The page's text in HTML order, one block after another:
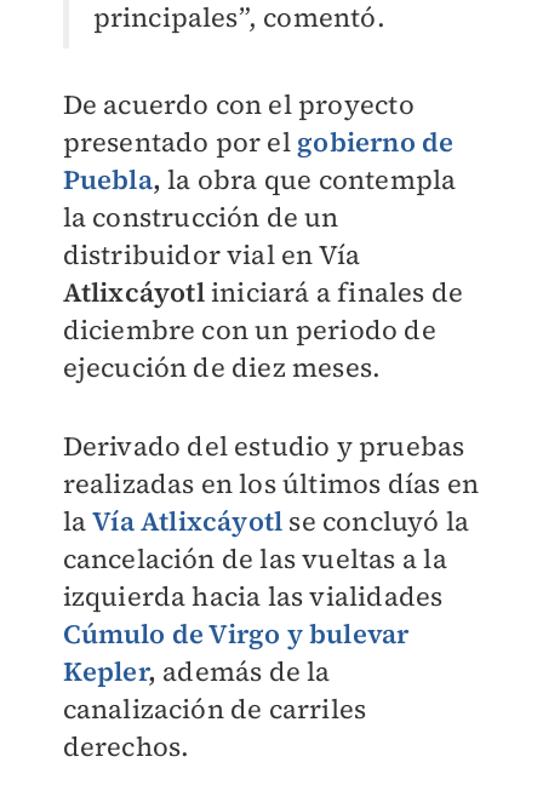
principales”, comentó.
De acuerdo con el proyecto
presentado por el gobierno de
Puebla, la obra que contempla
la construcción de un
distribuidor vial en Vía
Atlixcáyotliniciará a finales de
diciembre con un periodo de
ejecución de diez meses.
Derivado del estudio y pruebas
realizadas en los últimos días en
laVía Atlixcáyotl se concluyó la
cancelación de las vueltas a la
izquierda hacia las vialidades
Cúmulo de Virgo y bulevar
Kepler, además de la
canalización de carriles
derechos.